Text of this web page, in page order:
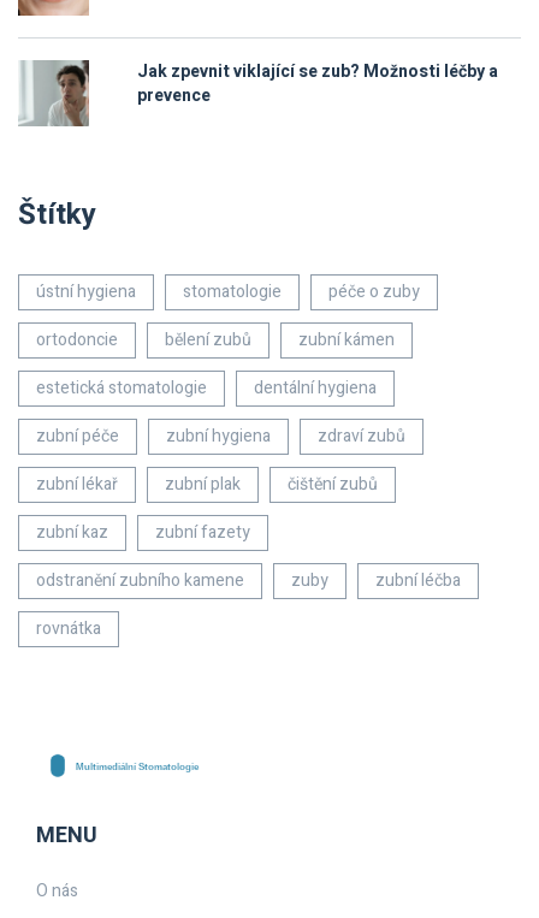
Jak zpevnit viklající se zub? Možnosti léčby a
prevence
Štítky
ústní hygiena stomatologie
péče o zuby
ortodoncie
bělení zubů
zubní kámen
estetická stomatologie
dentální hygiena
zubní péče
zubní hygiena
zdraví zubů
zubní lékař
zubní plak
čištění zubů
zubní kaz
zubní fazety
odstranění zubního kamene
zuby
zubní léčba
rovnátka
MENU
O nás